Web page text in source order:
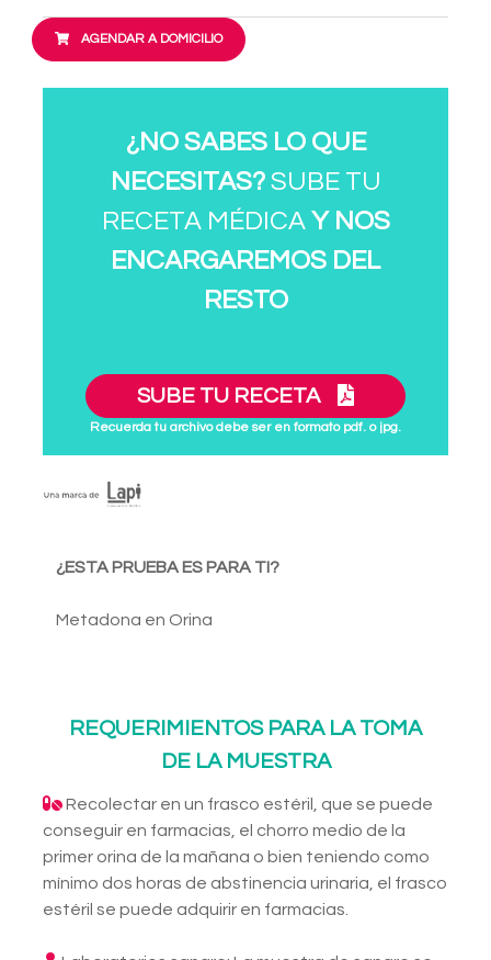
AGENDAR A DOMICILIO
¿NO SABES LO QUE
NECESITAS?SUBE TU
RECETA MÉDICA Y NOS
ENCARGAREMOS DEL
RESTO
SUBE TU RECETA
Recuerda tu archivo debe ser en formato pdf. o jpg.
¿ESTA PRUEBA ES PARA TI?
Metadona en Orina
REQUERIMIENTOS PARA LA TOMA
DE LA MUESTRA
Recolectar en un frasco estéril, que se puede
conseguir en farmacias, el chorro medio de la
primer orina de la mañana o bien teniendo como
mínimo dos horas de abstinencia urinaria, el frasco
estéril se puede adquirir en farmacias.